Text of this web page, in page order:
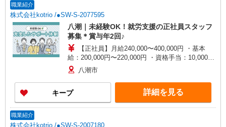
職業紹介
株式会社kotrio /●SW-S-2077595
八潮｜未経験OK！就労支援の正社員スタッフ
募集＊賞与年2回♪
【正社員】月給240,000〜400,000円 ・基本
給：200,000円〜220,000円 ・資格手当：10,000〜
30,000円 ・役職手当：10,000〜70,000円 ・処遇改
善手当：20,000〜60,000円（勤続年数、保有資格
により変動） ・固定残業手当：20,000円（10時
間） ※固定残業時間を超過する場合には超過勤務
手当として別途支給 下記資格をお持ちの方歓迎 ・
・介護福祉士 など
八潮市
キープ 詳細を見る
職業紹介
株式会社kotrio /●SW-S-2007180